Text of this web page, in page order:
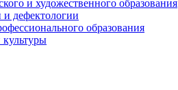
и художественного образования
и дефектологии
образования
культуры